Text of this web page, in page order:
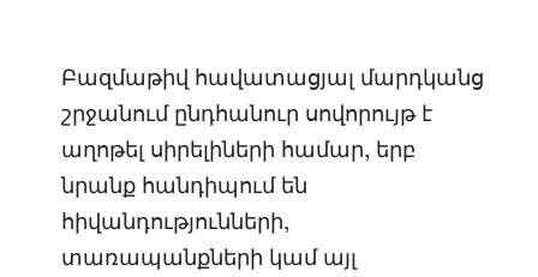
Բազմաթիվ հավատացյալ մարդկանց
շրջանում ընդհանուր սովորույթ է
աղոթել սիրելիների համար, երբ
նրանք հանդիպում են
հիվանդությունների,
տառապանքների կամ այլ